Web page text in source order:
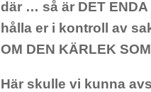
där … så är DET
hålla er i kontroll av
OM DEN KÄRLEK
Här skulle vi kunna